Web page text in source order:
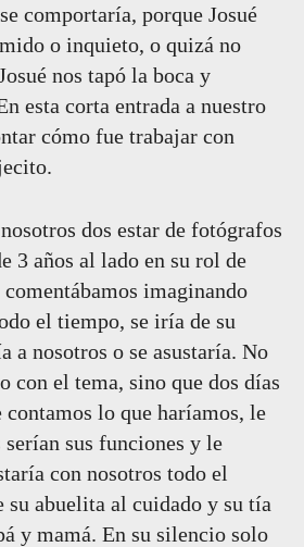
comportaría, porque Josué
o inquieto, o quizá no
nos tapó la boca y
esta corta entrada a nuestro
cómo fue trabajar con
dos estar de fotógrafos
3 años al lado en su rol de
imaginando
el tiempo, se iría de su
a nosotros o se asustaría. No
con el tema, sino que dos días
contamos lo que haríamos, le
sus funciones y le
con nosotros todo el
su abuelita al cuidado y su tía
y mamá. En su silencio solo